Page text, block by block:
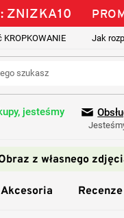
ZNIZKA10
Jak
jesteśmy
z własnego
Akcesoria Recenze